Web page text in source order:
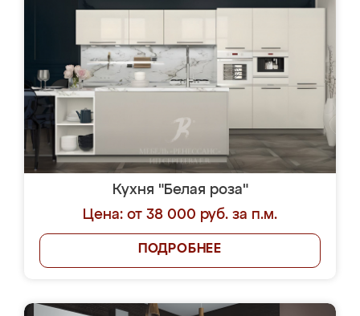
Кухня "Белая роза"
Цена: от 38 000 руб. за п.м.
ПОДРОБНЕЕ